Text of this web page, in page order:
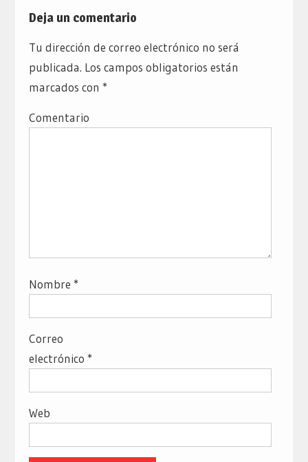
Deja un comentario
Tu dirección de correo electrónico no será
publicada. Los campos obligatorios están
marcados con *
Comentario
Nombre *
Correo
electrónico *
Web